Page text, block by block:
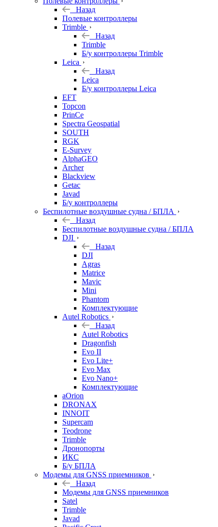
Назад
Полевые контроллеры
Trimble
Назад
Trimble
Б/у контроллеры Trimble
Leica
Назад
Leica
Б/у контроллеры Leica
EFT
Topcon
PrinCe
Spectra Geospatial
SOUTH
RGK
E-Survey
AlphaGEO
Archer
Blackview
Getac
Javad
Б/у контроллеры
Беспилотные воздушные судна / БПЛА
Назад
Беспилотные воздушные судна / БПЛА
DJI
Назад
DJI
Agras
Matrice
Mavic
Mini
Phantom
Комплектующие
Autel Robotics
Назад
Autel Robotics
Dragonfish
Evo II
Evo Lite+
Evo Max
Evo Nano+
Комплектующие
aOrion
DRONAX
INNOIT
Supercam
Teodrone
Trimble
Дронопорты
ИКС
Б/у БПЛА
Модемы для GNSS приемников
Назад
Модемы для GNSS приемников
Satel
Trimble
Javad